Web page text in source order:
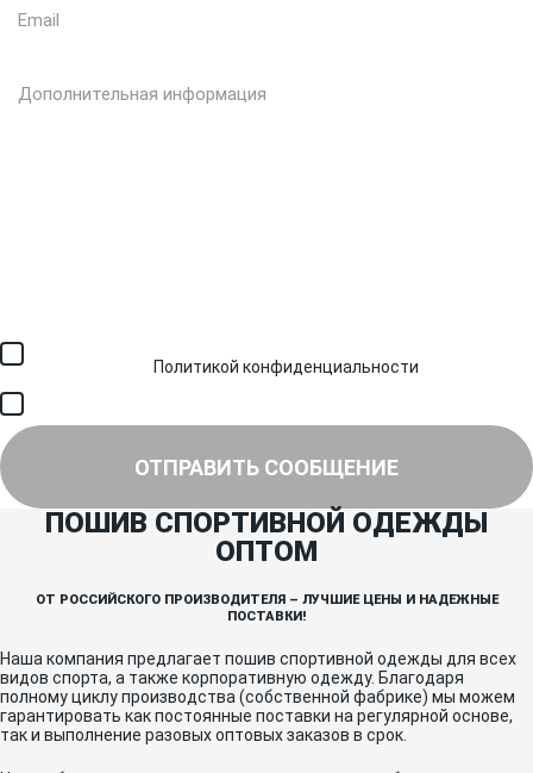
Политикой конфиденциальности
ОТПРАВИТЬ СООБЩЕНИЕ
ПОШИВ СПОРТИВНОЙ ОДЕЖДЫ
ОПТОМ
ОТ РОССИЙСКОГО ПРОИЗВОДИТЕЛЯ – ЛУЧШИЕ ЦЕНЫ И НАДЕЖНЫЕ
ПОСТАВКИ!
Наша компания предлагает пошив спортивной одежды для всех
видов спорта, а также корпоративную одежду. Благодаря
полному циклу производства (собственной фабрике) мы можем
гарантировать как постоянные поставки на регулярной основе,
так и выполнение разовых оптовых заказов в срок.